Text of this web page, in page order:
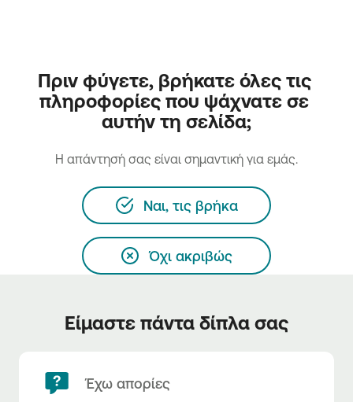
Πριν φύγετε, βρήκατε όλες τις
πληροφορίες που ψάχνατε σε
αυτήν τη σελίδα;
H απάντησή σας είναι σημαντική για εμάς.
Ναι, τις βρήκα
Όχι ακριβώς
Είμαστε πάντα δίπλα σας
Έχω απορίες